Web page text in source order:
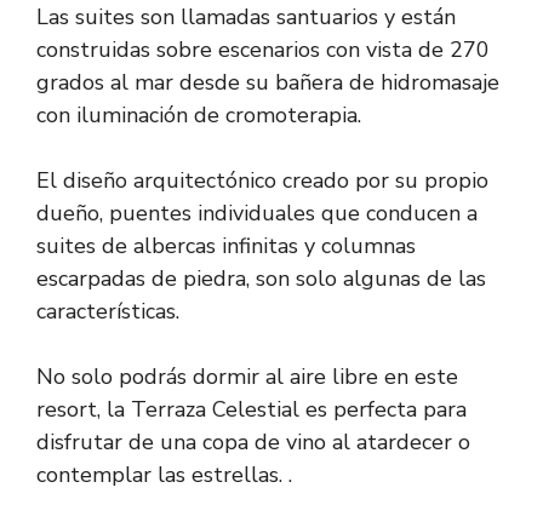
Las suites son llamadas santuarios y están
construidas sobre escenarios con vista de 270
grados al mar desde su bañera de hidromasaje
con iluminación de cromoterapia.
El diseño arquitectónico creado por su propio
dueño, puentes individuales que conducen a
suites de albercas infinitas y columnas
escarpadas de piedra, son solo algunas de las
características.
No solo podrás dormir al aire libre en este
resort, la Terraza Celestial es perfecta para
disfrutar de una copa de vino al atardecer o
contemplar las estrellas. .